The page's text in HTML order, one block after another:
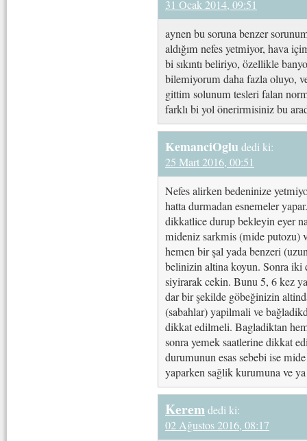
31 Ocak 2014, 09:51
aynen bu soruna benzer
aldığım nefes yetmiyor, hava
bi sıkıntı beliriyo, özellikle
bilemiyorum daha fazla oluyo,
gittim solunum tesleri falan
farklı bi yol önerirmisiniz bu
KemanciOglu dedi ki:
25 Mart 2016, 00:51
Nefes alirken bedeninize
hatta durmadan esnemeler
dikkatlice durup bekleyin eyer
mideniz sarkmis (mide putozu)
hemen bir şal yada benzeri
belinizin altina koyun. Sonra
siyirarak cekin. Bunu 5, 6 kez
dar bir şekilde göbeğinizin
(sabahlar) yapilmali ve
dikkat edilmeli. Bagladiktan
sonra yemek saatlerine dikkat
durumunun esas sebebi ise
yaparken sağlik kurumuna ve
Keremdedi ki:
02 Ağustos 2016, 08:17